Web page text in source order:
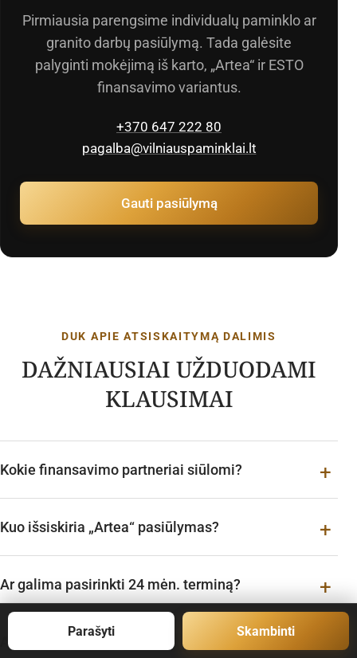
Pirmiausia parengsime individualų paminklo ar
granito darbų pasiūlymą. Tada galėsite
palyginti mokėjimą iš karto, „Artea“ ir ESTO
finansavimo variantus.
+370 647 222 80
pagalba@vilniauspaminklai.lt
Gauti pasiūlymą
DUK APIE ATSISKAITYMĄ DALIMIS
DAŽNIAUSIAI UŽDUODAMI
KLAUSIMAI
Kokie finansavimo partneriai siūlomi?
Kuo išsiskiria „Artea“ pasiūlymas?
Ar galima pasirinkti 24 mėn. terminą?
Ar 12 mėn. planas visada kainuoja 0 %?
Parašyti Skambinti